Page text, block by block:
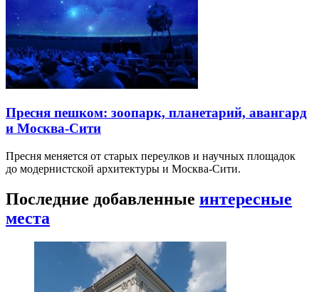
Пресня пешком: зоопарк, планетарий, авангард
и Москва-Сити
Пресня меняется от старых переулков и научных площадок
до модернистской архитектуры и Москва-Сити.
Последние добавленные интересные
места